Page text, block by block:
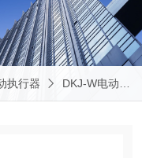
执行器 DKJ-W电动执行器